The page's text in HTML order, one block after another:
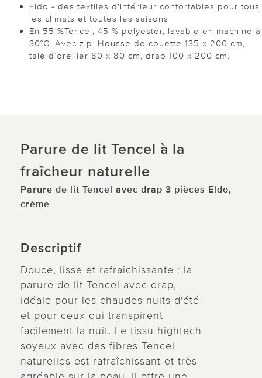
Eldo - des textiles d'intérieur confortables pour tous
les climats et toutes les saisons
En 55 %Tencel, 45 % polyester, lavable en machine à
30°C. Avec zip. Housse de couette 135 x 200 cm,
taie d’oreiller 80 x 80 cm, drap 100 x 200 cm.
Parure de lit Tencel à la
fraîcheur naturelle
Parure de lit Tencel avec drap 3 pièces Eldo,
crème
Descriptif
Douce, lisse et rafraîchissante : la
parure de lit Tencel avec drap,
idéale pour les chaudes nuits d'été
et pour ceux qui transpirent
facilement la nuit. Le tissu hightech
soyeux avec des fibres Tencel
naturelles est rafraîchissant et très